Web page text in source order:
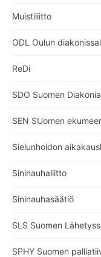
Muistiliitto
ODL Oulun
ReDi
SDO Suomen
SEN SUomen
Sielunhoidon
Sininauhaliitto
Sininauhasäätiö
SLS Suomen
SPHY Suomen